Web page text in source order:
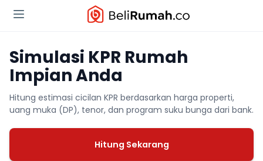
Simulasi KPR Rumah
Impian Anda
Hitung estimasi cicilan KPR berdasarkan harga properti,
uang muka (DP), tenor, dan program suku bunga dari bank.
Hitung Sekarang